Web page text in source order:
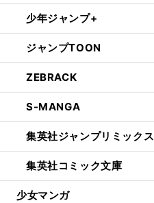
少年ジャンプ+
ジャンプTOON
ZEBRACK
S-MANGA
集英社ジャンプリミックス
集英社コミック文庫
少女マンガ